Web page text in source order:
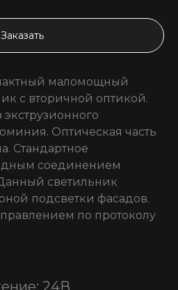
Заказать
маломощный
с вторичной оптикой.
Оптическая часть
Стандартное
соединением
светильник
подсветки фасадов.
по протоколу
24В